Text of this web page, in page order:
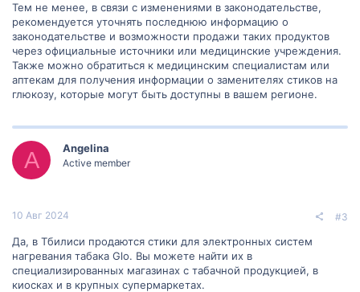
Тем не менее, в связи с изменениями в законодательстве,
рекомендуется уточнять последнюю информацию о
законодательстве и возможности продажи таких продуктов
через официальные источники или медицинские учреждения.
Также можно обратиться к медицинским специалистам или
аптекам для получения информации о заменителях стиков на
глюкозу, которые могут быть доступны в вашем регионе.
A Angelina
Active member
10 Авг 2024 #3
Да, в Тбилиси продаются стики для электронных систем
нагревания табака Glo. Вы можете найти их в
специализированных магазинах с табачной продукцией, в
киосках и в крупных супермаркетах.